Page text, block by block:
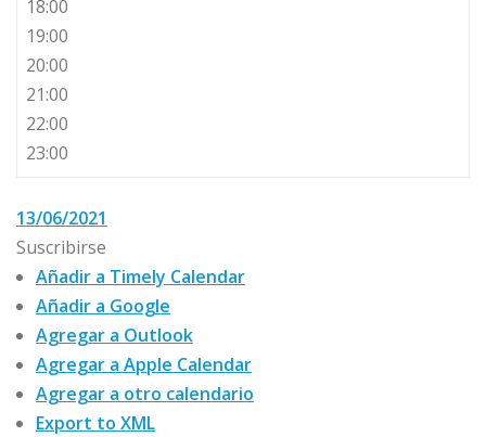
18:00
19:00
20:00
21:00
22:00
23:00
13/06/2021
Suscribirse
Añadir a Timely Calendar
Añadir a Google
Agregar a Outlook
Agregar a Apple Calendar
Agregar a otro calendario
Export to XML